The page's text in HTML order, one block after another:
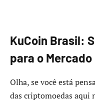
KuCoin Brasil:
para o
Olha, se você está
das criptomoedas aqui